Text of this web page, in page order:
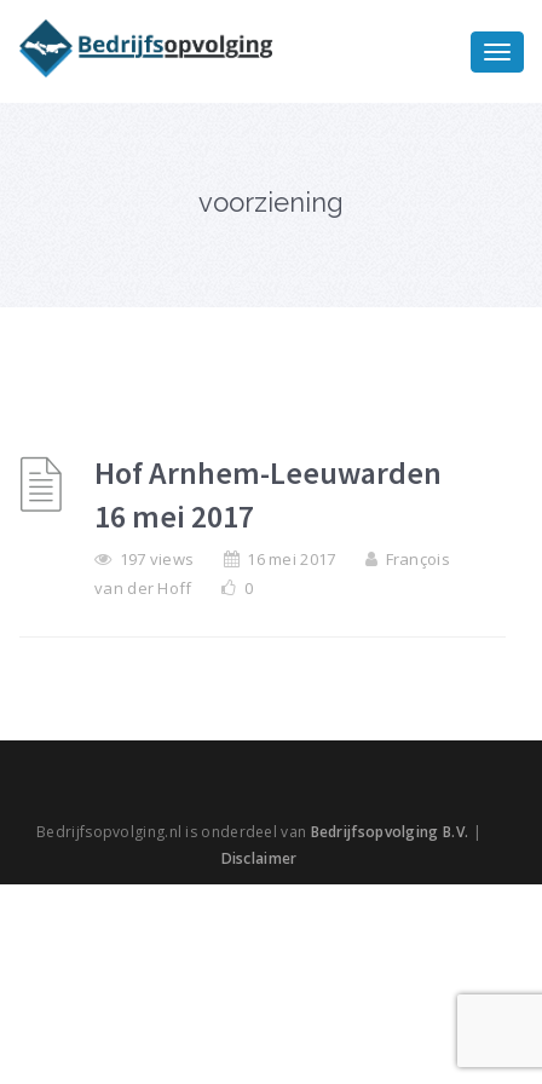
voorziening
Hof Arnhem-Leeuwarden
16 mei 2017
197 views 16 mei 2017
François
van der Hoff
0
Bedrijfsopvolging.nl is onderdeel van Bedrijfsopvolging B.V. |
Disclaimer
bedrijfsopvolging voor fiscaal
juridisch advies
Ik wil meer informatie